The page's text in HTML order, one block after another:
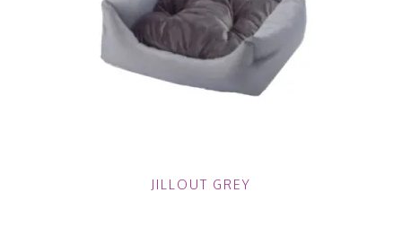
JILLOUT GREY